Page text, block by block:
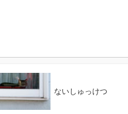
ないしゅっけつ